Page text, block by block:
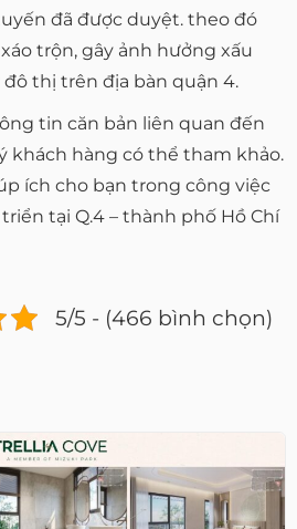
đã được duyệt. theo đó
trộn, gây ảnh hưởng xấu
thị trên địa bàn quận 4.
tin căn bản liên quan đến
khách hàng có thể tham khảo.
ích cho bạn trong công việc
tại Q.4 – thành phố Hồ Chí
5/5 - (466 bình chọn)